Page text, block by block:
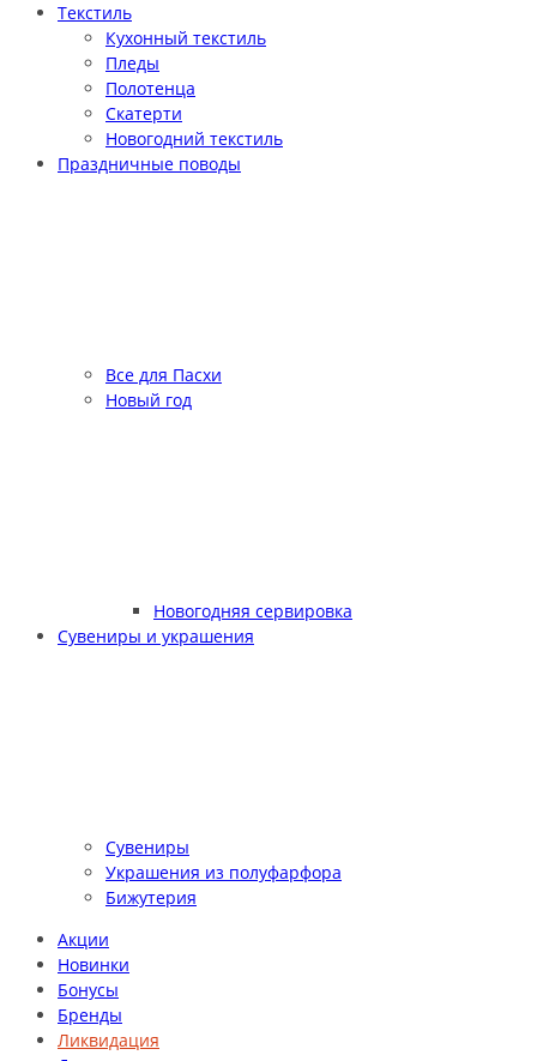
Текстиль
Кухонный текстиль
Пледы
Полотенца
Скатерти
Новогодний текстиль
Праздничные поводы
Все для Пасхи
Новый год
Новогодняя сервировка
Сувениры и украшения
Сувениры
Украшения из полуфарфора
Бижутерия
Акции
Новинки
Бонусы
Бренды
Ликвидация